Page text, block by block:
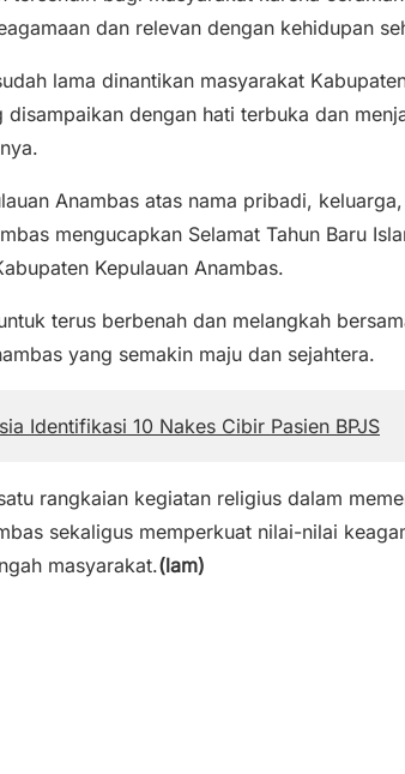
dan relevan dengan kehidupan
lama dinantikan masyarakat
dengan hati terbuka dan
Anambas atas nama pribadi,
mengucapkan Selamat Tahun Baru
Kepulauan Anambas.
terus berbenah dan melangkah
yang semakin maju dan sejahtera.
Identifikasi 10 Nakes Cibir Pasien BPJS
rangkaian kegiatan religius dalam
sekaligus memperkuat nilai-nilai
masyarakat.(lam)